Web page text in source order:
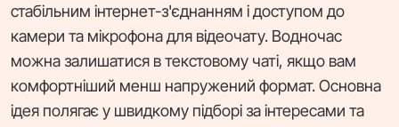
стабільним інтернет-з'єднанням і доступом до
камери та мікрофона для відеочату. Водночас
можна залишатися в текстовому чаті, якщо вам
комфортніший менш напружений формат. Основна
ідея полягає у швидкому підборі за інтересами та